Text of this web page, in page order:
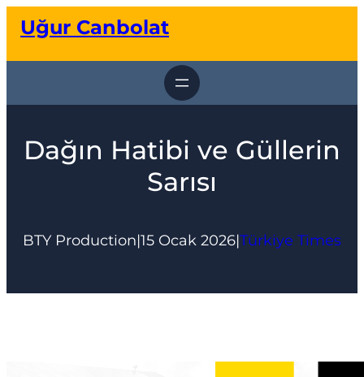
geçUğur Canbolat
Dağın Hatibi ve Güllerin
Sarısı
BTY Production|15 Ocak 2026|Türkiye Times